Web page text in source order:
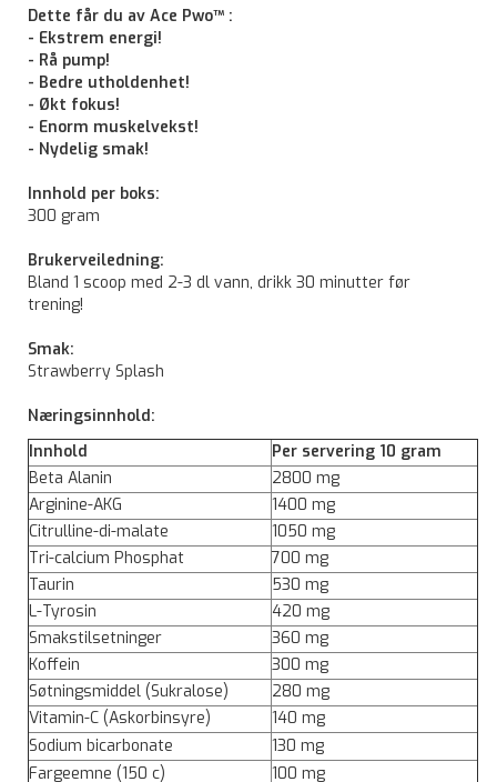
Dette får du av Ace Pwo™ :
- Ekstrem energi!
- Rå pump!
- Bedre utholdenhet!
- Økt fokus!
- Enorm muskelvekst!
- Nydelig smak!
Innhold per boks:
300 gram
Brukerveiledning:
Bland 1 scoop med 2-3 dl vann, drikk 30 minutter før
trening!
Smak:
Strawberry Splash
Næringsinnhold:
Innhold
Per servering 10 gram
Beta Alanin
2800 mg
Arginine-AKG
1400 mg
Citrulline-di-malate
1050 mg
Tri-calcium Phosphat
700 mg
Taurin
530 mg
L-Tyrosin
420 mg
Smakstilsetninger
360 mg
Koffein
300 mg
Søtningsmiddel (Sukralose)
280 mg
Vitamin-C (Askorbinsyre)
140 mg
Sodium bicarbonate
130 mg
Fargeemne (150 c)
100 mg